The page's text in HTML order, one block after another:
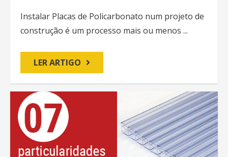
Instalar Placas de Policarbonato num projeto de
construção é um processo mais ou menos ...
LER ARTIGO